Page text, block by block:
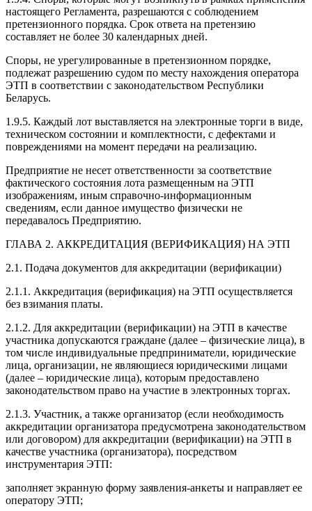
настоящего Регламента, разрешаются с соблюдением
претензионного порядка. Срок ответа на претензию
составляет не более 30 календарных дней.
Споры, не урегулированные в претензионном порядке,
подлежат разрешению судом по месту нахождения оператора
ЭТП в соответствии с законодательством Республики
Беларусь.
1.9.5. Каждый лот выставляется на электронные торги в виде,
техническом состоянии и комплектности, с дефектами и
повреждениями на момент передачи на реализацию.
Предприятие не несет ответственности за соответствие
фактического состояния лота размещенным на ЭТП
изображениям, иным справочно-информационным
сведениям, если данное имущество физически не
передавалось Предприятию.
ГЛАВА 2. АККРЕДИТАЦИЯ (ВЕРИФИКАЦИЯ) НА ЭТП
2.1. Подача документов для аккредитации (верификации)
2.1.1. Аккредитация (верификация) на ЭТП осуществляется
без взимания платы.
2.1.2. Для аккредитации (верификации) на ЭТП в качестве
участника допускаются граждане (далее – физические лица), в
том числе индивидуальные предприниматели, юридические
лица, организации, не являющиеся юридическими лицами
(далее – юридические лица), которым предоставлено
законодательством право на участие в электронных торгах.
2.1.3. Участник, а также организатор (если необходимость
аккредитации организатора предусмотрена законодательством
или договором) для аккредитации (верификации) на ЭТП в
качестве участника (организатора), посредством
инструментария ЭТП:
заполняет экранную форму заявления-анкеты и направляет ее
оператору ЭТП;